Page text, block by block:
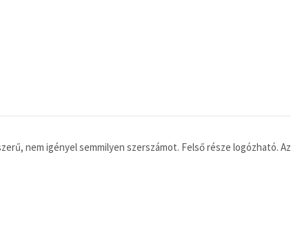
nem igényel semmilyen szerszámot. Felső része logózható. Az